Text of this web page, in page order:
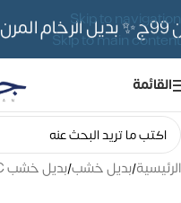
Skip to navigation
Skip to main content
✨ بديل الرخام المرن 565ج بدلًا من 690ج لفترة محدوده
القائمة
الرئيسية/بديل خشب/بديل خشب PVC